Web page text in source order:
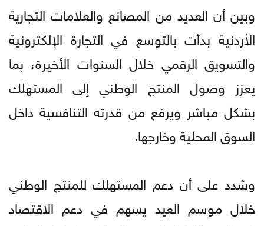
وبين أن العديد من المصانع والعلامات التجارية
الأردنية بدأت بالتوسع في التجارة الإلكترونية
والتسويق الرقمي خلال السنوات الأخيرة، بما
يعزز وصول المنتج الوطني إلى المستهلك
بشكل مباشر ويرفع من قدرته التنافسية داخل
السوق المحلية وخارجها.
وشدد على أن دعم المستهلك للمنتج الوطني
خلال موسم العيد يسهم في دعم الاقتصاد